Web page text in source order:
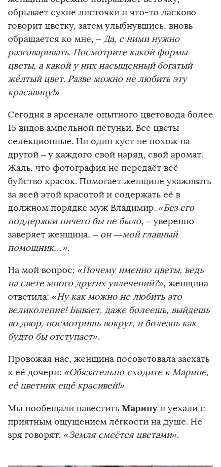
обрывает сухие листочки и что-то ласково
говорит цветку, затем улыбнувшись, вновь
обращается ко мне, – Да, с ними нужно
разговаривать. Посмотрите какой формы
цветы, а какой у них насыщенный богатый
жёлтый цвет. Разве можно не любить эту
красавицу!»
Сегодня в арсенале опытного цветовода более
15 видов ампельной петуньи. Все цветы
селекционные. Ни один куст не похож на
другой – у каждого свой наряд, свой аромат.
Жаль, что фотография не передаёт всё
буйство красок. Помогает женщине ухаживать
за всей этой красотой и содержать её в
должном порядке муж Владимир. «Без его
поддержки ничего бы не было, – уверенно
заверяет женщина, – он —мой главный
помощник…».
На мой вопрос: «Почему именно цветы, ведь
на свете много других увлечений?», женщина
ответила: «Ну как можно не любить это
великолепие! Бывает, даже болеешь, выйдешь
во двор, посмотришь вокруг, и болезнь как
будто бы отступает».
Провожая нас, женщина посоветовала заехать
к её дочери: «Обязательно сходите к Марине,
её цветник ещё красивей!»
Мы пообещали навестить Марину и уехали с
приятным ощущением лёгкости на душе. Не
зря говорят: «Земля смеётся цветами».